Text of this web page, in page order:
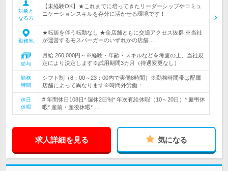
対象と
なる方
【未経験OK】★これまでに培ってきたリーダーシップやコミュ
ニケーションスキルを存分に活かせる環境です！
勤務地
★転居を伴う転勤なし ★全店舗ともに交通アクセス抜群 ※当社
が運営するモスバーガーのいずれかの店舗…
給与
月給 260,000円～※経験・年齢・スキルなどを考慮の上、当社規
定により決定します※試用期間3カ月（待遇変更なし）
勤務
時間
シフト制（8：00～23：00内で実働8時間）※勤務時間帯は配属
店舗によって異なります※時間外労働：…
休日
休暇
# 年間休日108日* 週休2日制* 年次有給休暇（10～20日）* 慶弔休
暇* 産前・産後休暇* …
求人詳細を見る 気になる